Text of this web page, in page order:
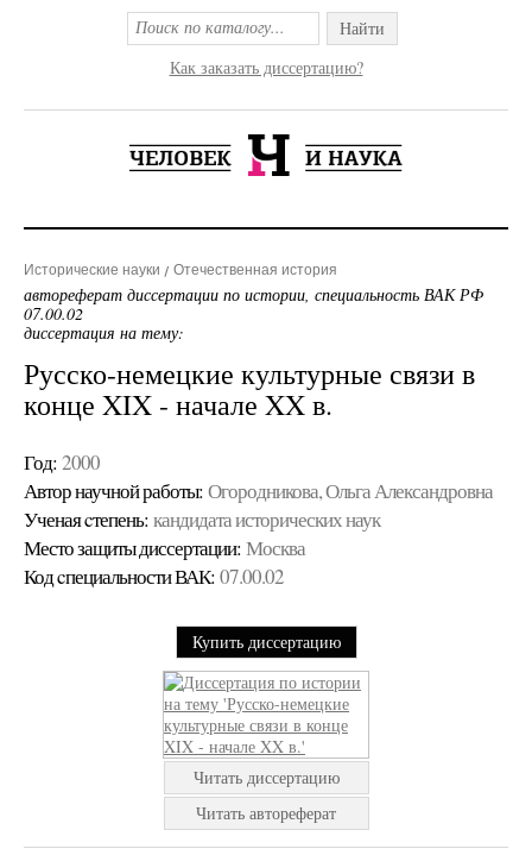
Найти
Как заказать диссертацию?
Исторические науки Отечественная история
автореферат диссертации по истории, специальность ВАК РФ
07.00.02
диссертация на тему:
Русско-немецкие культурные связи в
конце XIX - начале XX в.
Год: 2000
Автор научной работы: Огородникова, Ольга Александровна
Ученая cтепень: кандидата исторических наук
Место защиты диссертации: Москва
Код cпециальности ВАК: 07.00.02
Купить диссертацию
Читать диссертацию
Читать автореферат